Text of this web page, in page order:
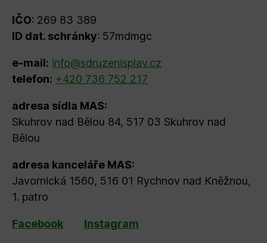
IČO: 269 83 389
ID dat. schránky: 57mdmgc
e-mail: info@sdruzenisplav.cz
telefon: +420 736 752 217
adresa sídla MAS:
Skuhrov nad Bělou 84, 517 03 Skuhrov nad
Bělou
adresa kanceláře MAS:
Javornická 1560, 516 01 Rychnov nad Kněžnou,
1. patro
Facebook Instagram